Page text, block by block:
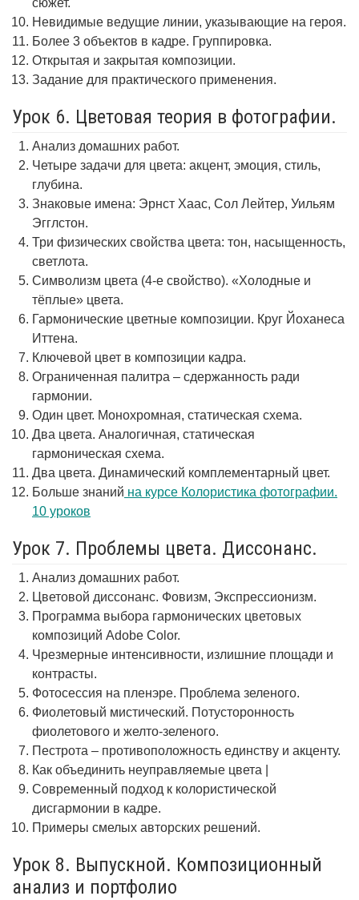
сюжет.
Невидимые ведущие линии, указывающие на героя.
Более 3 объектов в кадре. Группировка.
Открытая и закрытая композиции.
Задание для практического применения.
Урок 6. Цветовая теория в фотографии.
Анализ домашних работ.
Четыре задачи для цвета: акцент, эмоция, стиль,
глубина.
Знаковые имена: Эрнст Хаас, Сол Лейтер, Уильям
Эгглстон.
Три физических свойства цвета: тон, насыщенность,
светлота.
Символизм цвета (4-е свойство). «Холодные и
тёплые» цвета.
Гармонические цветные композиции. Круг Йоханеса
Иттена.
Ключевой цвет в композиции кадра.
Ограниченная палитра – сдержанность ради
гармонии.
Один цвет. Монохромная, статическая схема.
Два цвета. Аналогичная, статическая
гармоническая схема.
Два цвета. Динамический комплементарный цвет.
Больше знаний на курсе Колористика фотографии.
10 уроков
Урок 7. Проблемы цвета. Диссонанс.
Анализ домашних работ.
Цветовой диссонанс. Фовизм, Экспрессионизм.
Программа выбора гармонических цветовых
композиций Adobe Color.
Чрезмерные интенсивности, излишние площади и
контрасты.
Фотосессия на пленэре. Проблема зеленого.
Фиолетовый мистический. Потусторонность
фиолетового и желто-зеленого.
Пестрота – противоположность единству и акценту.
Как объединить неуправляемые цвета |
Современный подход к колористической
дисгармонии в кадре.
Примеры смелых авторских решений.
Урок 8. Выпускной. Композиционный
анализ и портфолио